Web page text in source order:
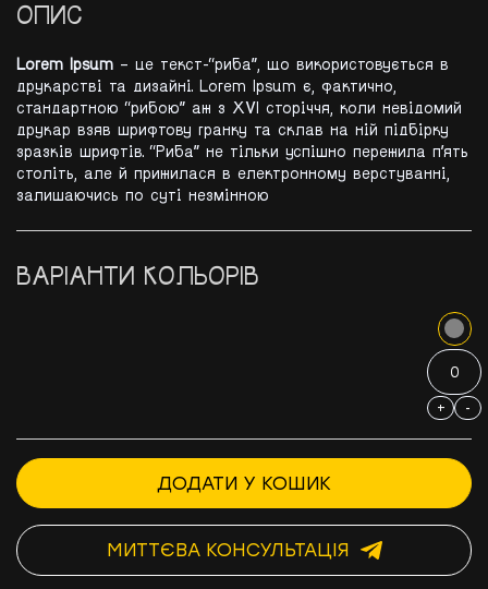
ОПИС
Lorem Ipsum – це текст-“риба”, що використовується в
друкарстві та дизайні. Lorem Ipsum є, фактично,
стандартною “рибою” аж з XVI сторіччя, коли невідомий
друкар взяв шрифтову гранку та склав на ній підбірку
зразків шрифтів. “Риба” не тільки успішно пережила п’ять
століть, але й прижилася в електронному верстуванні,
залишаючись по суті незмінною
ВАРІАНТИ КОЛЬОРІВ
+ -
ДОДАТИ У КОШИК
МИТТЄВА КОНСУЛЬТАЦІЯ